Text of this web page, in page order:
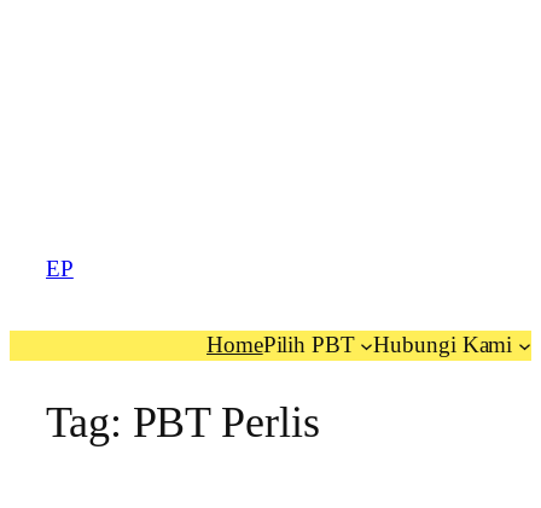
EP
HomePilih PBT Hubungi Kami
Tag: PBT Perlis